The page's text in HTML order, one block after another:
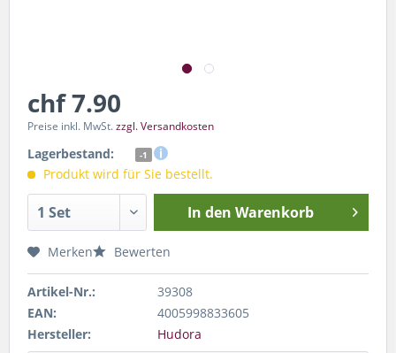
chf 7.90
Preise inkl. MwSt.zzgl. Versandkosten
Lagerbestand: -1
Produkt wird für Sie bestellt.
In den Warenkorb
Merken Bewerten
Artikel-Nr.:
39308
EAN:
4005998833605
Hersteller:
Hudora